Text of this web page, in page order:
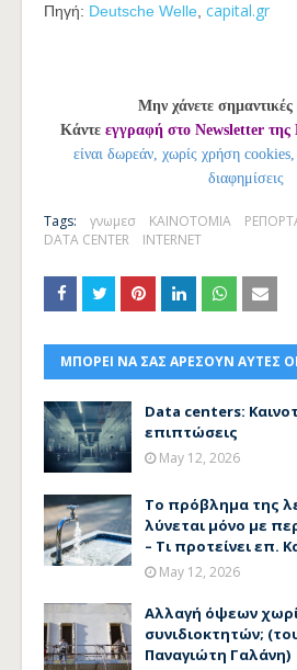
Πηγή: Deutsche Welle capital.gr
Μην χάνετε σημαντικές
Κάντε εγγραφή στο Newsletter της
είναι δωρεάν, χωρίς χρήση
διαφημίσεις
Tags: γνωμεσ ΚΑΙΝΟΤΟΜΙΑ
DATA CENTER
INTERNET
ΜΠΟΡΕΙ ΝΑ ΣΑΣ ΑΡΕΣΟΥΝ ΑΥΤΕΣ
Data centers:
επιπτώσεις
May 12, 2026
Το πρόβλημα της
λύνεται μόνο με
– Τι προτείνει επ.
May 12, 2026
Αλλαγή όψεων
συνιδιοκτητών;
Παναγιώτη Γαλάνη)